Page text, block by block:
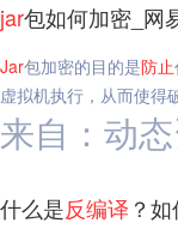
jar包如何加密_网
Jar包加密的目的是防止
虚拟机执行，从而使得
来自：动
什么是反编译 ？